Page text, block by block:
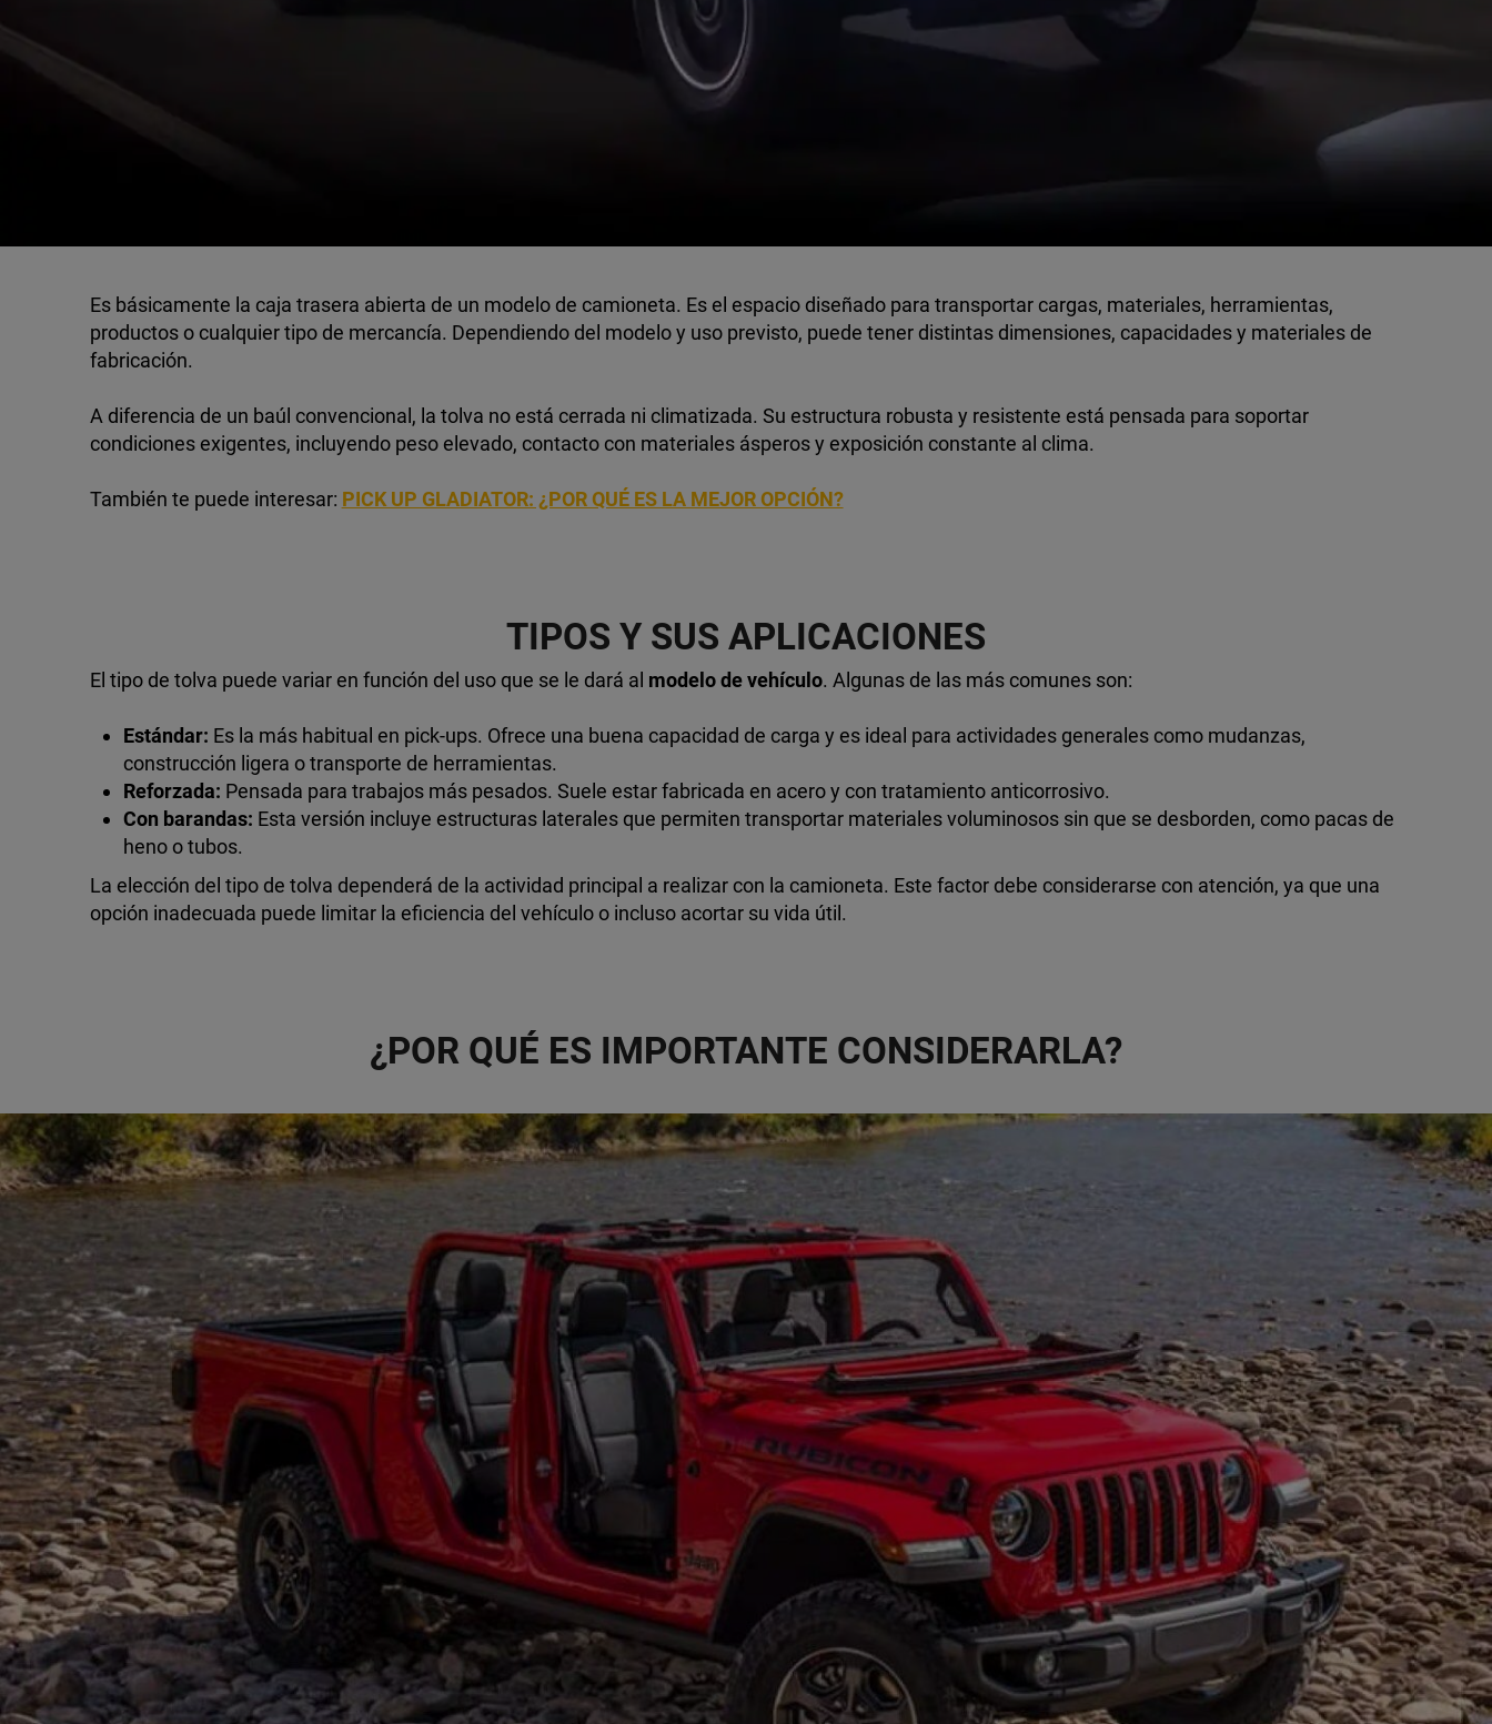
Es básicamente la caja trasera abierta de un modelo de camioneta. Es el espacio diseñado para transportar cargas, materiales, herramientas,
productos o cualquier tipo de mercancía. Dependiendo del modelo y uso previsto, puede tener distintas dimensiones, capacidades y materiales de
fabricación.
A diferencia de un baúl convencional, la tolva no está cerrada ni climatizada. Su estructura robusta y resistente está pensada para soportar
condiciones exigentes, incluyendo peso elevado, contacto con materiales ásperos y exposición constante al clima.
También te puede interesar: PICK UP GLADIATOR: ¿POR QUÉ ES LA MEJOR OPCIÓN?
TIPOS Y SUS APLICACIONES
El tipo de tolva puede variar en función del uso que se le dará al modelo de vehículo. Algunas de las más comunes son:
Estándar: Es la más habitual en pick-ups. Ofrece una buena capacidad de carga y es ideal para actividades generales como mudanzas,
construcción ligera o transporte de herramientas.
Reforzada: Pensada para trabajos más pesados. Suele estar fabricada en acero y con tratamiento anticorrosivo.
Con barandas: Esta versión incluye estructuras laterales que permiten transportar materiales voluminosos sin que se desborden, como pacas de
heno o tubos.
La elección del tipo de tolva dependerá de la actividad principal a realizar con la camioneta. Este factor debe considerarse con atención, ya que una
opción inadecuada puede limitar la eficiencia del vehículo o incluso acortar su vida útil.
¿POR QUÉ ES IMPORTANTE CONSIDERARLA?